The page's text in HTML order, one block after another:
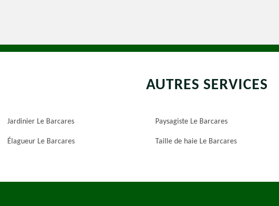
AUTRES SERVICES
Jardinier Le Barcares
Élagueur Le Barcares
Paysagiste Le Barcares
Taille de haie Le Barcares